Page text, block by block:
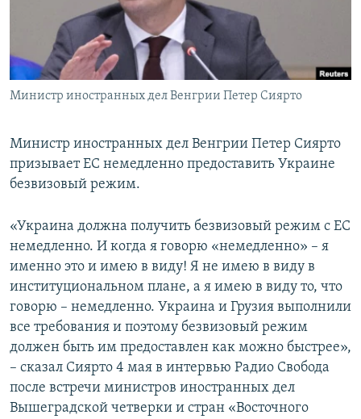
ПОБЕДИТЕЛЕЙ НЕ СУДЯТ?
КРЫМ.НЕПОКОРЕННЫЙ
ELIFBE
УКРАИНСКАЯ ПРОБЛЕМА КРЫМА
ПРИСОЕДИНЯЙТЕСЬ!
Министр иностранных дел Венгрии Петер Сиярто
Министр иностранных дел Венгрии Петер Сиярто
призывает ЕС немедленно предоставить Украине
безвизовый режим.
«Украина должна получить безвизовый режим с ЕС
немедленно. И когда я говорю «немедленно» – я
именно это и имею в виду! Я не имею в виду в
институциональном плане, а я имею в виду то, что
говорю – немедленно. Украина и Грузия выполнили
все требования и поэтому безвизовый режим
должен быть им предоставлен как можно быстрее»,
– сказал Сиярто 4 мая в интервью Радио Свобода
после встречи министров иностранных дел
Вышеградской четверки и стран «Восточного